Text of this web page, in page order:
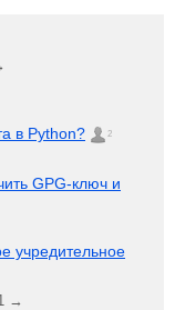
в Python? 2
GPG-ключ и
учредительное
→